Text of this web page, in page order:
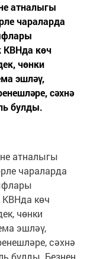
атналыгы
чараларда
КВНда көч
чөнки
эшләү,
сәхнә
булды.
атналыгы
чараларда
көч
чөнки
эшләү,
сәхнә
булды. Безнең